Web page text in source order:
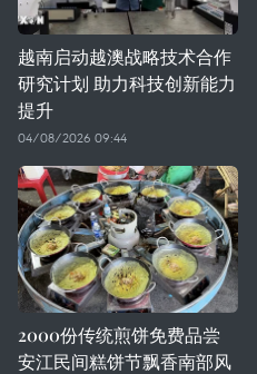
越南启动越澳战略技术合作
研究计划 助力科技创新能力
提升
04/08/2026 09:44
2000份传统煎饼免费品尝
安江民间糕饼节飘香南部风